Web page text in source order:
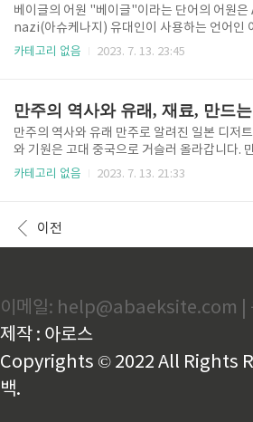
과류를 반죽에 섞어 굽는 간단한 단 빵 같은 디
만들었습니다. 이 초기 버전의 케이크는 현대의
이크나 밀도가 높은 빵에 더 가깝습니다. 중세
케이크는 지금 우리가 더 전통적인 케이크라고
습니다. 그러나 케..
베이글의 어원 "베이글"이라는 단어의 어원
nazi(아슈케나지) 유대인이 사용하는 언어인
로 거슬러 올라갑니다. 베이글에 대한 이디시어
n "boug" 또는 "bouc"에서 유래했습니다. 베
원형 모양은 동유럽, 특히 폴란드의 유대인 공
시작된 것으로 여겨집니다. 둥근 모양은 유대 전
영원 또는 삶의 순환을 상징합니다. 베이글은 오
를 가지고 있으며 전통적으로 유대인 요리와 관
었고 나중에 북미의 유대인 이민자들 사..
카테고리 없음 2023. 7. 13. 23:45
만주의 역사와 유래, 재료, 만드는
만주의 역사와 유래 만주로 알려진 일본 디저
와 기원은 고대 중국으로 거슬러 올라갑니다.
세기, 나라 시대(710-794) 전후에 양국 간의 문
tou(만터우)는 속을 채우지 않은 평범한 효모
입니다. 그것이 일본에 도착했을 때 일본인들은
활동 중에 생계 수단으로 만주를 섭취했습니
지남에 따라 만주는 일반 대중들 사이에서 인기
고 사랑받는 일본 전통 과자로 발전했습니다. 초
주는 밀가루..
카테고리 없음 2023. 7. 13. 21:33
이전
이메일: help@abaeksite.com |
제작 : 아로스
Copyrights © 2022 All Rights
백.